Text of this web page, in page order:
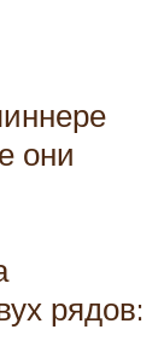
они
рядов: